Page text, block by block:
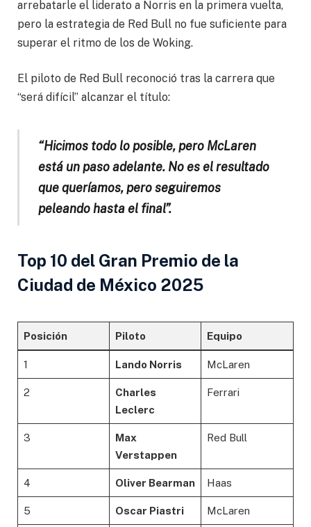
arrebatarle el liderato a Norris en la primera vuelta,
pero la estrategia de Red Bull no fue suficiente para
superar el ritmo de los de Woking.
El piloto de Red Bull reconoció tras la carrera que
“será difícil” alcanzar el título:
“Hicimos todo lo posible, pero McLaren
está un paso adelante. No es el resultado
que queríamos, pero seguiremos
peleando hasta el final”.
Top 10 del Gran Premio de la
Ciudad de México 2025
Posición Piloto Equipo
1 Lando Norris McLaren
2
Charles
Leclerc
Ferrari
3
Max
Verstappen
Red Bull
4 Oliver Bearman Haas
5 Oscar Piastri McLaren